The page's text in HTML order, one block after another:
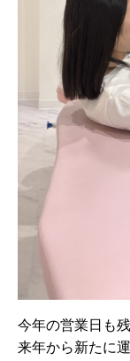
今年の営業日も
来年から新たに